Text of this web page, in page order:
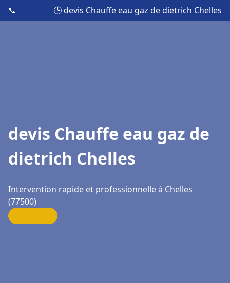
📞 🕒 devis Chauffe eau gaz de dietrich Chelles
devis Chauffe eau gaz de
dietrich Chelles
Intervention rapide et professionnelle à Chelles
(77500)